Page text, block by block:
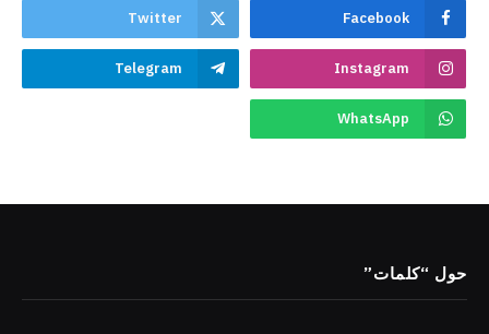
Facebook
Twitter
Instagram
Telegram
WhatsApp
حول “كلمات”